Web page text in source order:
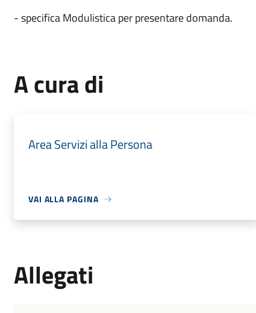
- specifica Modulistica per presentare domanda.
A cura di
Area Servizi alla Persona
VAI ALLA PAGINA
Allegati